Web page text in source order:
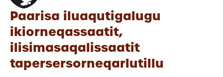
Paarisa iluaqutigalugu
ikiorneqassaatit,
ilisimasaqalissaatit
tapersersorneqarlutillu